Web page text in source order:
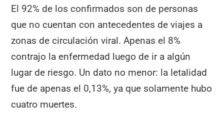
El 92% de los confirmados son de personas
que no cuentan con antecedentes de viajes a
zonas de circulación viral. Apenas el 8%
contrajo la enfermedad luego de ir a algún
lugar de riesgo. Un dato no menor: la letalidad
fue de apenas el 0,13%, ya que solamente hubo
cuatro muertes.